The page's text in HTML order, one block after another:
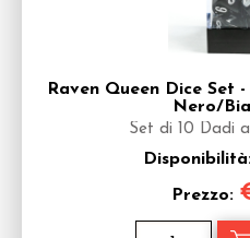
Raven Queen Dice Set
Nero/
Set di 10 Dadi
Prezzo: